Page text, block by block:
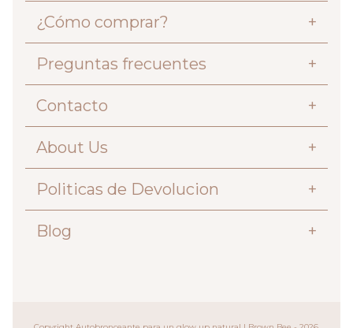
¿Cómo comprar? +
Preguntas frecuentes +
Contacto +
About Us +
Politicas de Devolucion +
Blog +